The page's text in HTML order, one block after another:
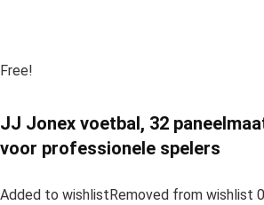
Free!
JJ Jonex voetbal, 32
voor professionele spelers
Added to wishlistRemoved from wishlist 0